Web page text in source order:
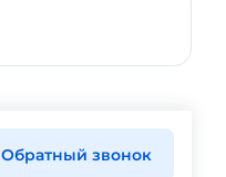
Обратный звонок